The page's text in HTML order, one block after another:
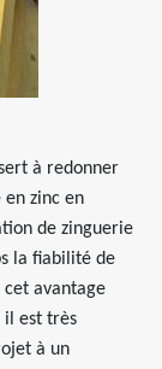
à redonner
zinc en
de zinguerie
la fiabilité de
avantage
il est très
à un